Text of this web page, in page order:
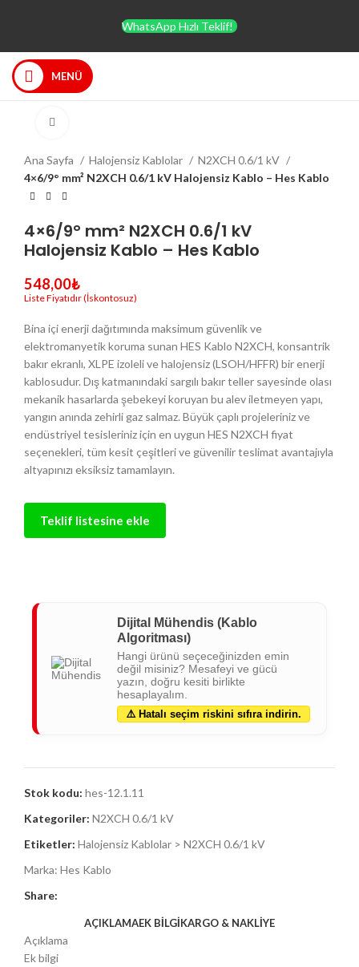
WhatsApp Hızlı Teklif!
MENÜ
Ana Sayfa Halojensiz Kablolar
N2XCH 0.6/1 kV
4×6/9° mm² N2XCH 0.6/1 kV Halojensiz Kablo – Hes Kablo
4×6/9° mm² N2XCH 0.6/1 kV
Halojensiz Kablo – Hes Kablo
548,00₺
Bina içi enerji dağıtımında maksimum güvenlik ve
elektromanyetik koruma sunan HES Kablo N2XCH, konsantrik
bakır ekranlı, XLPE izoleli ve halojensiz (LSOH/HFFR) bir enerji
kablosudur. Dış katmanındaki sargılı bakır teller sayesinde olası
mekanik hasarlarda şebekeyi koruyan bu alev iletmeyen yapı,
yangın anında zehirli gaz salmaz. Büyük çaplı projeleriniz ve
endüstriyel tesisleriniz için en uygun HES N2XCH fiyat
seçenekleri, tüm kesit çeşitleri ve güvenilir teslimat avantajıyla
altyapınızı eksiksiz tamamlayın.
Teklif listesine ekle
Dijital Mühendis (Kablo
Algoritması)
Hangi ürünü seçeceğinizden emin
değil misiniz? Mesafeyi ve gücü
yazın, doğru kesiti birlikte
hesaplayalım.
⚠️ Hatalı seçim riskini sıfıra indirin.
Stok kodu: hes-12.1.11
Kategoriler: N2XCH 0.6/1 kV
Etiketler: Halojensiz Kablolar > N2XCH 0.6/1 kV
Marka: Hes Kablo
Share:
AÇIKLAMAEK BILGIKARGO & NAKLIYE
Açıklama
Ek bilgi